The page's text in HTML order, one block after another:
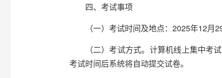
四、考试事项
（一）考试时间及地点：2025年12
（二）考试方式。计算机线上集中
考试时间后系统将自动提交试卷。